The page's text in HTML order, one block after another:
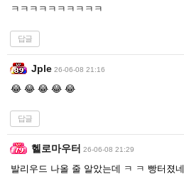
ㅋㅋㅋㅋㅋㅋㅋㅋㅋㅋ
답글
Jple 26-06-08 21:16
😂 😂 😂 😂 😂
답글
헬로마우터 26-06-08 21:29
발리우드 나올 줄 알았는데 ㅋ ㅋ 빵터졌네